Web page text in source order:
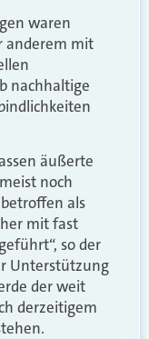
waren
anderem mit
nachhaltige
äußerte
noch
als
mit fast
so der
Unterstützung
der weit
derzeitigem